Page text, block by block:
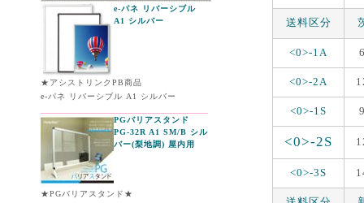
e-パネ リバーシブル
A1 シルバー
★アシストリンクPB商品
e-パネ リバーシブル A1 シルバー
PGバリアスタンド
PG-32R A1 SM/B シル
バー(梨地調) 屋内用
★PGバリアスタンド★
送料区分
<0>-1A
<0>-2A
<0>-1S
<0>-2S
<0>-3S